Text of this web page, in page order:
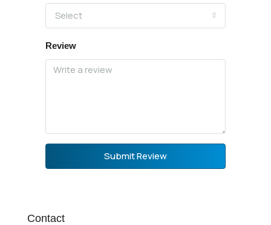
Select
Review
Submit Review
Contact